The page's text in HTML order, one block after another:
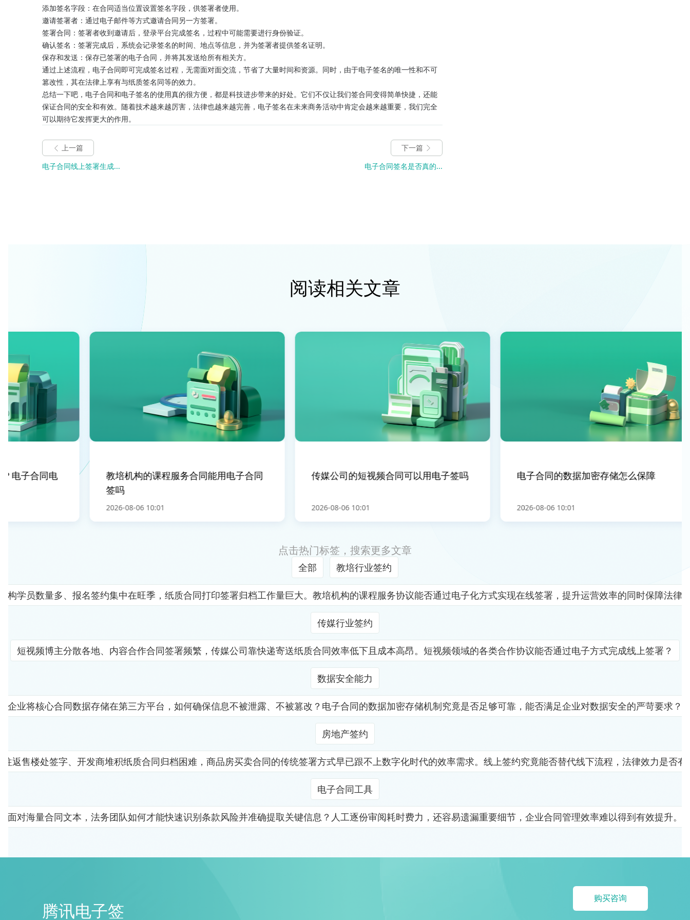
添加签名字段：在合同适当位置设置签名字段，供签署者使用。
邀请签署者：通过电子邮件等方式邀请合同另一方签署。
签署合同：签署者收到邀请后，登录平台完成签名，过程中可能需要进行身份验证。
确认签名：签署完成后，系统会记录签名的时间、地点等信息，并为签署者提供签名证明。
保存和发送：保存已签署的电子合同，并将其发送给所有相关方。
通过上述流程，电子合同即可完成签名过程，无需面对面交流，节省了大量时间和资源。同时，由于电子签名的唯一性和不可
篡改性，其在法律上享有与纸质签名同等的效力。
总结一下吧，电子合同和电子签名的使用真的很方便，都是科技进步带来的好处。它们不仅让我们签合同变得简单快捷，还能
保证合同的安全和有效。随着技术越来越厉害，法律也越来越完善，电子签名在未来商务活动中肯定会越来越重要，我们完全
可以期待它发挥更大的作用。
上一篇
电子合同线上签署生成...
下一篇
电子合同签名是否真的...
阅读相关文章
子合同电
教培机构的课程服务合同能用电子合同
签吗
2026-08-06 10:01
传媒公司的短视频合同可以用电子签吗
2026-08-06 10:01
电子合同的数据加密存储怎么保障
2026-08-06 10:01
点击热门标签，搜索更多文章
全部 教培行业签约
构学员数量多、报名签约集中在旺季，纸质合同打印签署归档工作量巨大。教培机构的课程服务协议能否通过电子化方式实现在线签署，提升运营效率的同时保障法律
传媒行业签约
短视频博主分散各地、内容合作合同签署频繁，传媒公司靠快递寄送纸质合同效率低下且成本高昂。短视频领域的各类合作协议能否通过电子方式完成线上签署？
数据安全能力
企业将核心合同数据存储在第三方平台，如何确保信息不被泄露、不被篡改？电子合同的数据加密存储机制究竟是否足够可靠，能否满足企业对数据安全的严苛要求？
房地产签约
往返售楼处签字、开发商堆积纸质合同归档困难，商品房买卖合同的传统签署方式早已跟不上数字化时代的效率需求。线上签约究竟能否替代线下流程，法律效力是否有
电子合同工具
面对海量合同文本，法务团队如何才能快速识别条款风险并准确提取关键信息？人工逐份审阅耗时费力，还容易遗漏重要细节，企业合同管理效率难以得到有效提升。
腾讯电子签
购买咨询